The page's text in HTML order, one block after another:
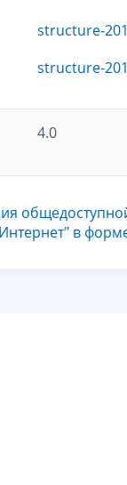
structure-
structure-
4.0
в